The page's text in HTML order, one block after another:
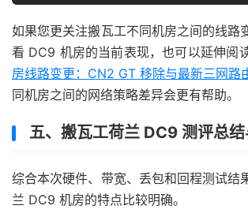
如果您更关注搬瓦工不同机房之间的线路
看 DC9 机房的当前表现，也可以延伸阅
房线路变更：CN2 GT 移除与最新三网路
同机房之间的网络策略差异会更有帮助。
五、搬瓦工荷兰 DC9 测评总
综合本次硬件、带宽、丢包和回程测试结
兰 DC9 机房的特点比较明确。